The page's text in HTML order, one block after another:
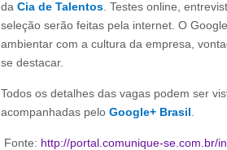
da Cia de Talentos . Testes online,
seleção serão feitas pela internet. O
ambientar com a cultura da empresa,
se destacar.
Todos os detalhes das vagas podem ser
acompanhadas pelo Google+ Brasil
Fonte: http://portal.comunique-se.com.br/